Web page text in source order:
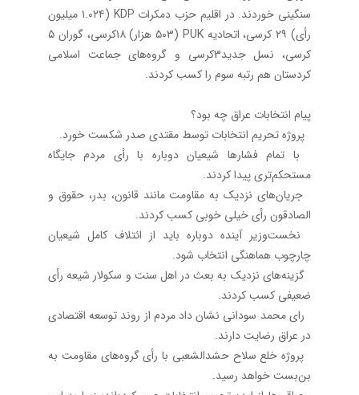
سنگینی خوردند. در اقلیم حزب دمکرات KDP (۱.۰۲۴ میلیون
رأی) ۲۹ کرسی، اتحادیه PUK (۵۰۳ هزار) ۱۸کرسی، گوران ۵
کرسی، نسل جدید3کرسی و گروه‌های جماعت اسلامی
کردستان هم رتبه سوم را کسب کردند.
پیام انتخابات عراق چه بود؟
پروژه تحریم انتخابات توسط مقتدی صدر شکست خورد.
با تمام فشارها شیعیان دوباره با رأی مردم جایگاه
مستحکم‌تری پیدا کردند.
جریان‌های نزدیک به مقاومت مانند قانون، بدر، حقوق و
الصادقون رأی خیلی خوبی کسب کردند.
نخست‌وزیر آینده دوباره باید از ائتلاف کامل شیعیان
چارچوب هماهنگی انتخاب شود.
گزینه‌های نزدیک به بعث در اهل سنت و سکولار شیعه رأی
ضعیفی کسب کردند.
رای محمد سودانی نشان داد مردم از روند توسعه اقتصادی
در عراق رضایت دارند.
پروژه خلع سلاح حشدالشعبی با رأی گروه‌های مقاومت به
بن‌بست خواهد رسید.